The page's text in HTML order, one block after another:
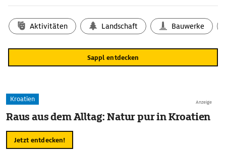
Aktivitäten Landschaft Bauwerke
Sappl entdecken
Anzeige
Kroatien
Raus aus dem Alltag: Natur pur in Kroatien
Jetzt entdecken!